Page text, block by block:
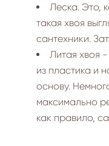
Леска. Это,
такая хвоя
сантехники.
Литая хвоя
из пластика и
основу.
максимально
как правило,